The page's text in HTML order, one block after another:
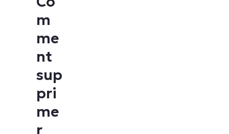
m
me
nt
sup
pri
me
r